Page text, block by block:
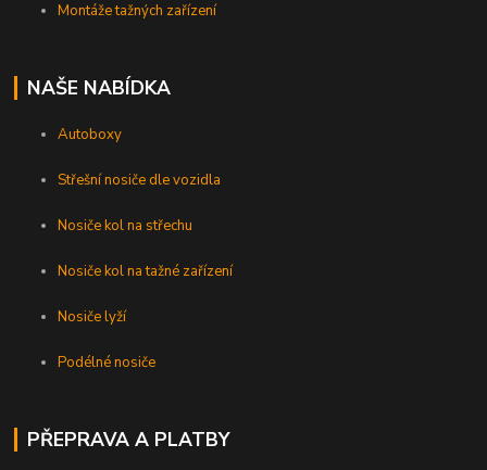
Montáže tažných zařízení
NAŠE NABÍDKA
Autoboxy
Střešní nosiče dle vozidla
Nosiče kol na střechu
Nosiče kol na tažné zařízení
Nosiče lyží
Podélné nosiče
PŘEPRAVA A PLATBY